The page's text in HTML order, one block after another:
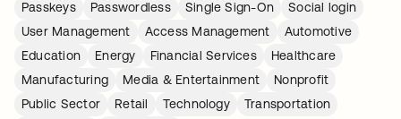
Passkeys
Passwordless Single Sign-On
Social login
User Management
Access Management
Automotive
Education
Energy Financial Services
Healthcare
Manufacturing
Media & Entertainment
Nonprofit
Public Sector
Retail Technology
Transportation